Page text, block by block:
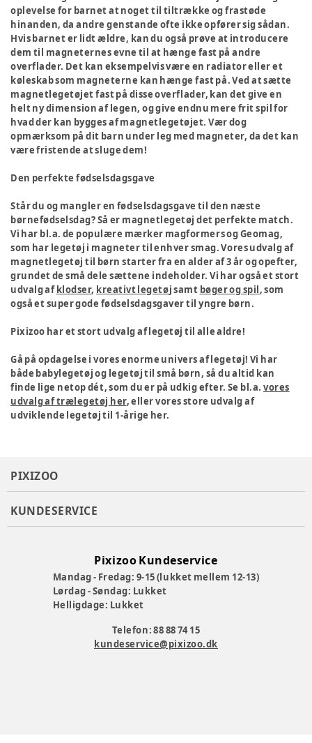
oplevelse for barnet at noget til tiltrække og frastøde
hinanden, da andre genstande ofte ikke opfører sig sådan.
Hvis barnet er lidt ældre, kan du også prøve at introducere
dem til magneternes evne til at hænge fast på andre
overflader. Det kan eksempelvis være en radiator eller et
køleskab som magneterne kan hænge fast på. Ved at sætte
magnetlegetøjet fast på disse overflader, kan det give en
helt ny dimension af legen, og give endnu mere frit spil for
hvad der kan bygges af magnetlegetøjet. Vær dog
opmærksom på dit barn under leg med magneter, da det kan
være fristende at sluge dem!
Den perfekte fødselsdagsgave
Står du og mangler en fødselsdagsgave til den næste
børnefødselsdag? Så er magnetlegetøj det perfekte match.
Vi har bl.a. de populære mærker magformers og Geomag,
som har legetøj i magneter til enhver smag. Vores udvalg af
magnetlegetøj til børn starter fra en alder af 3 år og opefter,
grundet de små dele sættene indeholder. Vi har også et stort
udvalg afklodser, kreativt legetøj samt bøger og spil, som
også et super gode fødselsdagsgaver til yngre børn.
Pixizoo har et stort udvalg af legetøj til alle aldre!
Gå på opdagelse i vores enorme univers af legetøj! Vi har
både babylegetøj og legetøj til små børn, så du altid kan
finde lige netop dét, som du er på udkig efter. Se bl.a.vores
udvalg af trælegetøj her, eller vores store udvalg af
udviklende legetøj til 1-årige her.
PIXIZOO
KUNDESERVICE
Pixizoo Kundeservice
Mandag - Fredag: 9-15 (lukket mellem 12-13)
Lørdag - Søndag: Lukket
Helligdage: Lukket
Telefon: 88 88 74 15
kundeservice@pixizoo.dk